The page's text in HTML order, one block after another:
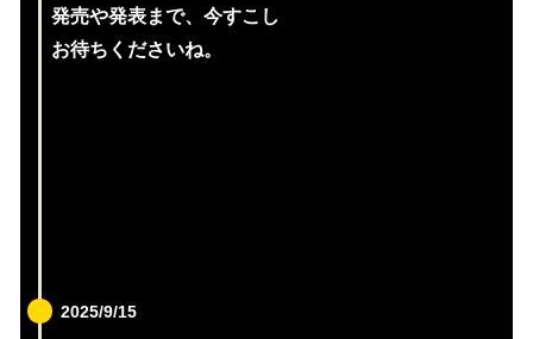
発売や発表まで、今すこし
お待ちくださいね。
2025/9/15